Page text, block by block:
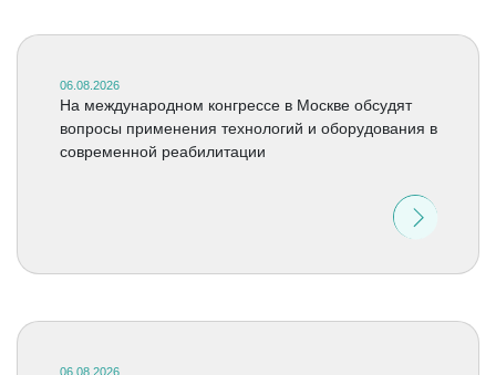
06.08.2026
На международном конгрессе в Москве обсудят
вопросы применения технологий и оборудования в
современной реабилитации
06.08.2026